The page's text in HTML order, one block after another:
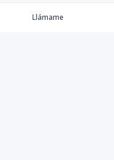
Llámame